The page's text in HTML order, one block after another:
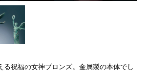
祝福の女神ブロンズ。金属製の本体でし